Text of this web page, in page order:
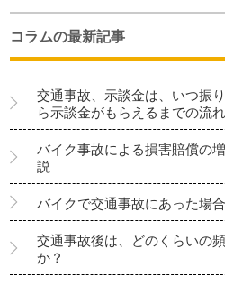
コラムの最新記事
交通事故、示談金は、いつ振
ら示談金がもらえるまでの流
バイク事故による損害賠償の
説
バイクで交通事故にあった場
交通事故後は、どのくらいの
か？